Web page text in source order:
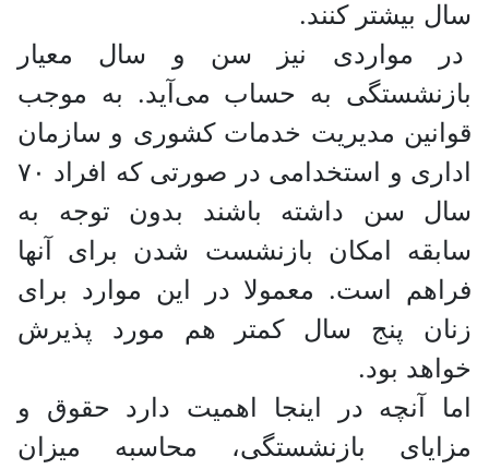
سال بیشتر کنند.
در مواردی نیز سن و سال معیار
بازنشستگی به حساب می‌آید. به موجب
قوانین مدیریت خدمات کشوری و سازمان
اداری و استخدامی در صورتی که افراد ۷۰
سال سن داشته باشند بدون توجه به
سابقه امکان بازنشست شدن برای آنها
فراهم است. معمولا در این موارد برای
زنان پنج سال کمتر هم مورد پذیرش
خواهد بود.
اما آنچه در اینجا اهمیت دارد حقوق و
مزایای بازنشستگی، محاسبه میزان